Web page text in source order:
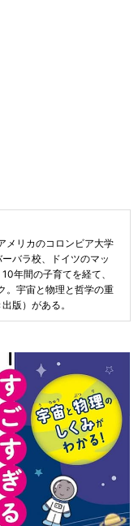
メリカのコロンビア大学
バラ校、ドイツのマッ
年間の子育てを経て、
。宇宙と物理と哲学の重
版）がある。